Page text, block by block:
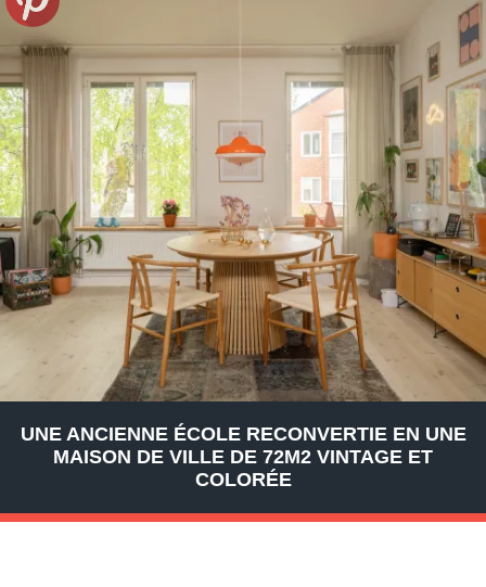
UNE ANCIENNE ÉCOLE RECONVERTIE EN UNE
MAISON DE VILLE DE 72M2 VINTAGE ET
COLORÉE